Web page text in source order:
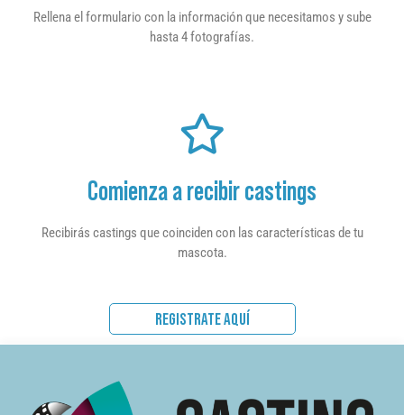
Rellena el formulario con la información que necesitamos y sube
hasta 4 fotografías.
Comienza a recibir castings
Recibirás castings que coinciden con las características de tu
mascota.
REGISTRATE AQUÍ